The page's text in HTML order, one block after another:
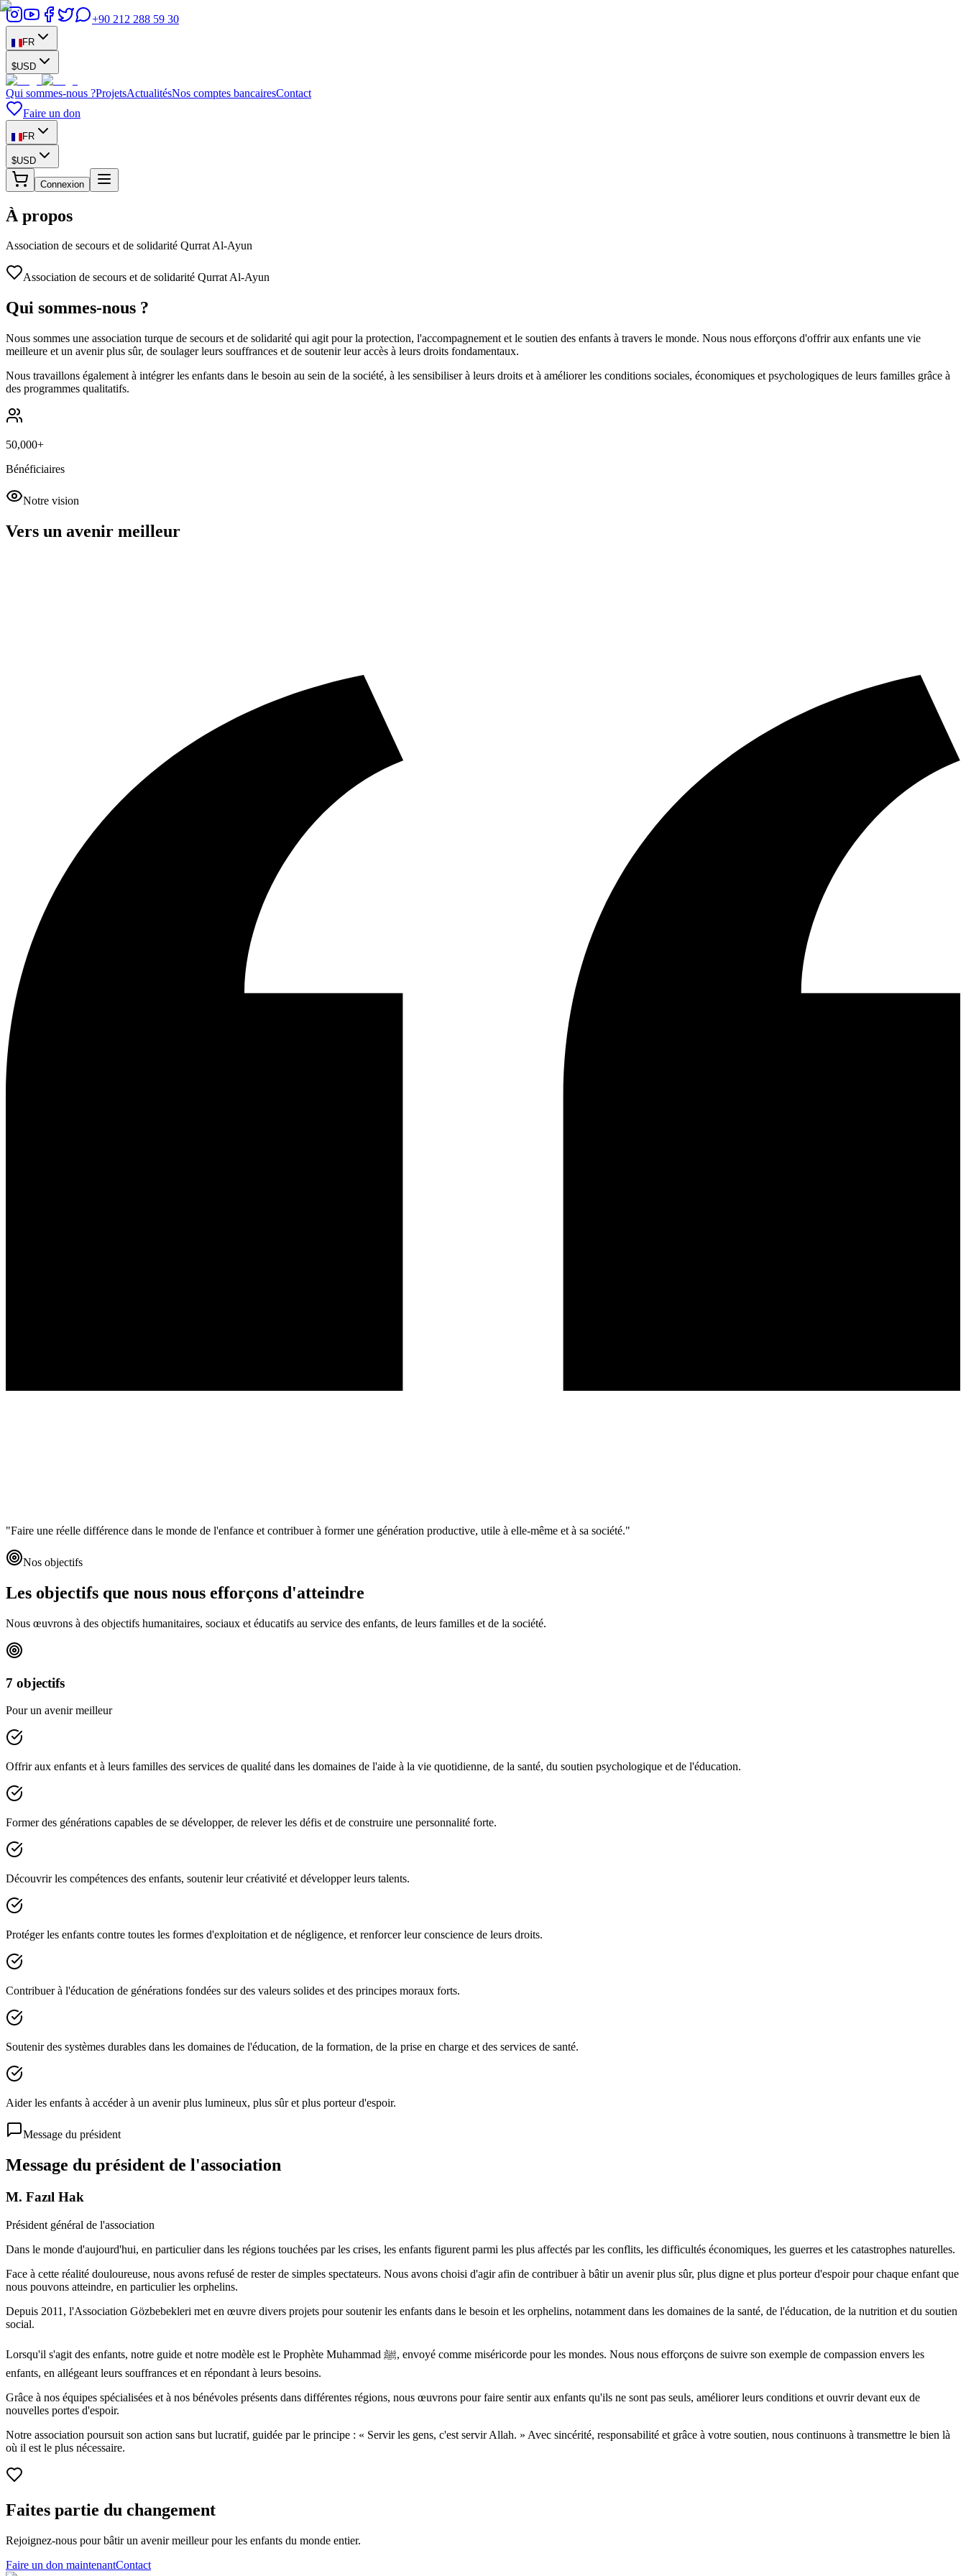
+90 212 288 59 30
FR
$USD
Qui sommes-nous ?ProjetsActualitésNos comptes bancairesContact
Faire un don
FR
$USD
Connexion
À propos
Association de secours et de solidarité Qurrat Al-Ayun
Association de secours et de solidarité Qurrat Al-Ayun
Qui sommes-nous ?
Nous sommes une association turque de secours et de solidarité qui agit pour la protection, l'accompagnement et le soutien des enfants à travers le monde. Nous nous efforçons d'offrir aux enfants une vie
meilleure et un avenir plus sûr, de soulager leurs souffrances et de soutenir leur accès à leurs droits fondamentaux.
Nous travaillons également à intégrer les enfants dans le besoin au sein de la société, à les sensibiliser à leurs droits et à améliorer les conditions sociales, économiques et psychologiques de leurs familles grâce à
des programmes qualitatifs.
50,000+
Bénéficiaires
Notre vision
Vers un avenir meilleur
"Faire une réelle différence dans le monde de l'enfance et contribuer à former une génération productive, utile à elle-même et à sa société."
Nos objectifs
Les objectifs que nous nous efforçons d'atteindre
Nous œuvrons à des objectifs humanitaires, sociaux et éducatifs au service des enfants, de leurs familles et de la société.
7 objectifs
Pour un avenir meilleur
Offrir aux enfants et à leurs familles des services de qualité dans les domaines de l'aide à la vie quotidienne, de la santé, du soutien psychologique et de l'éducation.
Former des générations capables de se développer, de relever les défis et de construire une personnalité forte.
Découvrir les compétences des enfants, soutenir leur créativité et développer leurs talents.
Protéger les enfants contre toutes les formes d'exploitation et de négligence, et renforcer leur conscience de leurs droits.
Contribuer à l'éducation de générations fondées sur des valeurs solides et des principes moraux forts.
Soutenir des systèmes durables dans les domaines de l'éducation, de la formation, de la prise en charge et des services de santé.
Aider les enfants à accéder à un avenir plus lumineux, plus sûr et plus porteur d'espoir.
Message du président
Message du président de l'association
M. Fazıl Hak
Président général de l'association
Dans le monde d'aujourd'hui, en particulier dans les régions touchées par les crises, les enfants figurent parmi les plus affectés par les conflits, les difficultés économiques, les guerres et les catastrophes naturelles.
Face à cette réalité douloureuse, nous avons refusé de rester de simples spectateurs. Nous avons choisi d'agir afin de contribuer à bâtir un avenir plus sûr, plus digne et plus porteur d'espoir pour chaque enfant que
nous pouvons atteindre, en particulier les orphelins.
Depuis 2011, l'Association Gözbebekleri met en œuvre divers projets pour soutenir les enfants dans le besoin et les orphelins, notamment dans les domaines de la santé, de l'éducation, de la nutrition et du soutien
social.
Lorsqu'il s'agit des enfants, notre guide et notre modèle est le Prophète Muhammad ﷺ, envoyé comme miséricorde pour les mondes. Nous nous efforçons de suivre son exemple de compassion envers les
enfants, en allégeant leurs souffrances et en répondant à leurs besoins.
Grâce à nos équipes spécialisées et à nos bénévoles présents dans différentes régions, nous œuvrons pour faire sentir aux enfants qu'ils ne sont pas seuls, améliorer leurs conditions et ouvrir devant eux de
nouvelles portes d'espoir.
Notre association poursuit son action sans but lucratif, guidée par le principe : « Servir les gens, c'est servir Allah. » Avec sincérité, responsabilité et grâce à votre soutien, nous continuons à transmettre le bien là
où il est le plus nécessaire.
Faites partie du changement
Rejoignez-nous pour bâtir un avenir meilleur pour les enfants du monde entier.
Faire un don maintenantContact